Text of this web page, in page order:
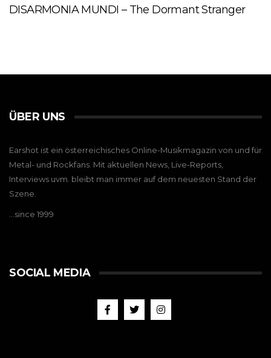
DISARMONIA MUNDI – The Dormant Stranger
ÜBER UNS
Earshot ist ein österreichisches Online-Musikmagazin von und für
Metal- und Rockfans. Mit aktuellen News, Live-Reports,
Interviews uvm. bleibt man immer auf dem neuesten Stand der
Szene.
…since 1999
SOCIAL MEDIA